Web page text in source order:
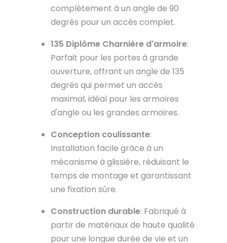
complètement à un angle de 90
degrés pour un accès complet.
135 Diplôme Charnière d'armoire:
Parfait pour les portes à grande
ouverture, offrant un angle de 135
degrés qui permet un accès
maximal, idéal pour les armoires
d'angle ou les grandes armoires.
Conception coulissante:
Installation facile grâce à un
mécanisme à glissière, réduisant le
temps de montage et garantissant
une fixation sûre.
Construction durable: Fabriqué à
partir de matériaux de haute qualité
pour une longue durée de vie et un